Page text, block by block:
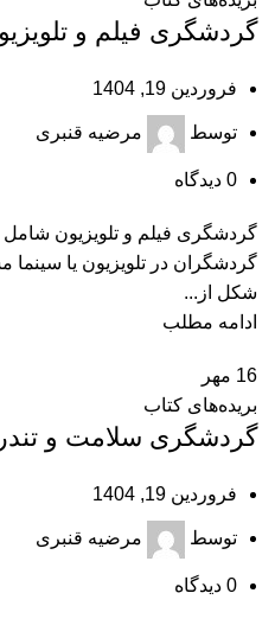
گردشگری فیلم و
فروردین 19, 1404
توسط مرضیه قنبری
0 دیدگاه
گردشگری فیلم و تلویزیون شامل
گردشگران در تلویزیون یا سینما
شکل از...
ادامه مطلب
16 مهر
بریده‌های کتاب
گردشگری سلامت و
فروردین 19, 1404
توسط مرضیه قنبری
0 دیدگاه